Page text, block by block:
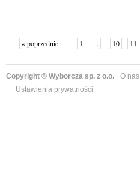
« poprzednie 1 ... 10 11
Copyright © Wyborcza sp. z o.o. O nas
Ustawienia prywatności